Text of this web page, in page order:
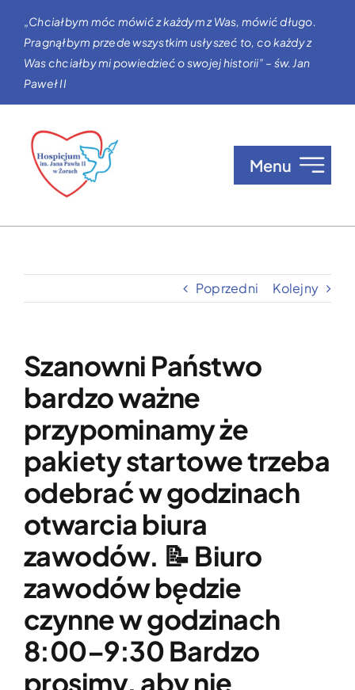
zawartości
„Chciałbym móc mówić z każdym z Was, mówić długo.
Pragnąłbym przede wszystkim usłyszeć to, co każdy z
Was chciałby mi powiedzieć o swojej historii” – św. Jan
Paweł II
Menu
Wypożyczalnia sprzętu medycznego
Jak możesz nam pomóc?
Kontakt
Poprzedni Kolejny
Szanowni Państwo
bardzo ważne
przypominamy że
pakiety startowe trzeba
odebrać w godzinach
otwarcia biura
zawodów. 📝 Biuro
zawodów będzie
czynne w godzinach
8:00–9:30 Bardzo
prosimy, aby nie